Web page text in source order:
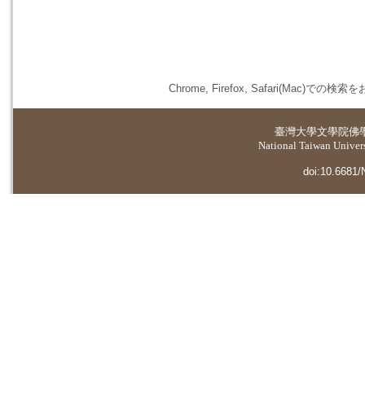
Chrome, Firefox, Safari(Mac)での検索を
臺灣大學文學院佛
National Taiwan
doi:10.6681/